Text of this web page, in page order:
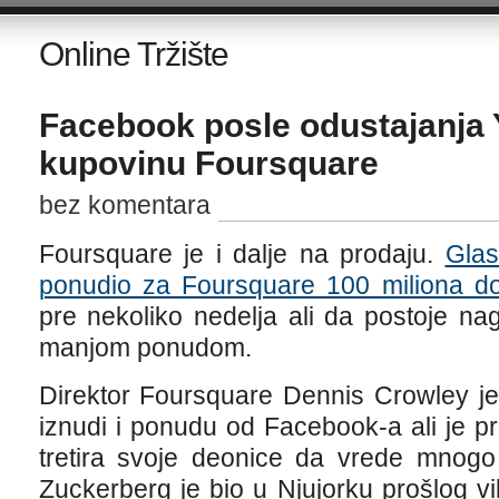
Online Tržište
Facebook posle odustajanja
kupovinu Foursquare
bez komentara
Foursquare je i dalje na prodaju.
ponudio za Foursquare 100 miliona
pre nekoliko nedelja ali da postoje
manjom ponudom.
Direktor Foursquare Dennis Crowley
iznudi i ponudu od Facebook-a ali je
tretira svoje deonice da vrede
Zuckerberg je bio u Njujorku prošlog